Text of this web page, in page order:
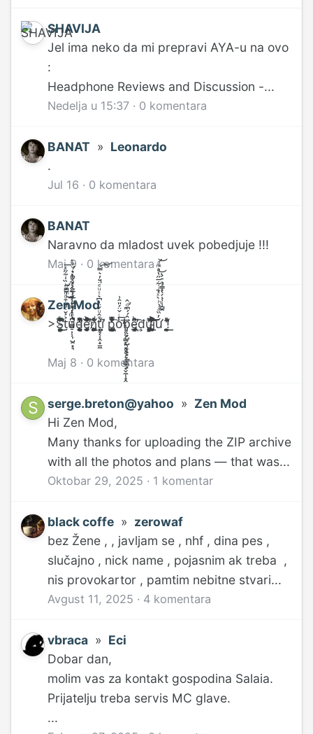
SHAVIJA
Jel ima neko da mi prepravi AYA-u na ovo
:
Headphone Reviews and Discussion -...
Nedelja u 15:37 · 0 komentara
BANAT » Leonardo
.
Jul 16 · 0 komentara
BANAT
Naravno da mladost uvek pobedjuje !!!
Maj 9 · 0 komentara
Zen Mod
>S̴̼͚͇̺̺̞̘͎̱͙̾́̂ͧͥͣͫ̋̐̅́ͪ̓̕͜͟t̴̡̼̻̹̹̹̟̣̖̪̞̳͈̠͎̹̩̺̯͙͉͐͐̆ͨ͋͒ͧͫ̓ͪ̏̍͋̋͑̚̕͜͟͞ͅų͎͚͔͙͕̫̲̹̠̣͍̫̜̈́ͫ̒͌ͥ͐̈́͊̂ͮ͂ͦͣ͛ͥ̉̀̚̕̕ͅd̵̵̨̛̛͎̘̜̺̹̜̻͔̭̤͚͔̻̮͕̯̓ͫ͛̆̾̀̽̔̌̊ͅę̵̧̡̫͙̱̻̼̯̩̱͉̞̣̹̰̫̭͐̋ͦ̈̎́̂̄ͯ̈́ͧͮ̈ͯ̍ͧ̃͊͒̉̕ņ̸̧̢̧̯͎̝̥̺̥̰̮̰̺̗̦̐̈́̋ͩ̉ṭ̥͔͎̭̟̫̼ͤ̂ͧ̌̈͗͆͛ͭͧͤ̈̈̓͛̿̚͡͝i͕̪̪͑ͮ̕ p̢͈͈̼͕̼̩̳̘͖͓̙͉̀̓̂͒̏ͥͨ̒ͦ̌̈̿̇̀̉̒̊͡ͅͅo͙͉̹̹͕̳̙͈̙̥̥̦̖̲͇͓͙̬̼̜̟̭̔ͥ̌̈́̎̑͗̕͟͢ͅb̡̨͙̺͎̺̹̞̟͓̣̳̝͖͓̂́́͆ͩ̂̕ͅẽ̴̡̡͔͕̹͎͎̖̲̝͖̬̝ͪ͌̕͢͞ͅđų̢̡̡̛͓̖̹̻͎̥͇̦̻͎ͮ̒͌͟͟͡ͅĵ̴͓̹͚̻̝̤̭̜͉̣̓͒̍͌̄̀̎ͨ͌̃̌̊̈́̔͒ͫͮ͐͐͘͝͞͞ứ̡̛͉̗̠̝̳̟̖̗̹̣̹̻̯̓̏ͣ̉ͪ̀ͯ́ͥ͋̅̋̔ͧͫͣ̚͜͝ͅͅͅ !̛̼̹̭̯͍̱́̒ͮ̑ͣ͟͟ͅͅ
Maj 8 · 0 komentara
serge.breton@yahoo » Zen Mod
Hi Zen Mod,
Many thanks for uploading the ZIP archive
with all the photos and plans — that was...
Oktobar 29, 2025 · 1 komentar
black coffe » zerowaf
bez Žene , , javljam se , nhf , dina pes ,
slučajno , nick name , pojasnim ak treba ,
nis provokartor , pamtim nebitne stvari...
Avgust 11, 2025 · 4 komentara
vbraca » Eci
Dobar dan,
molim vas za kontakt gospodina Salaia.
Prijatelju treba servis MC glave.
...